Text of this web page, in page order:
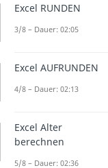
Excel RUNDEN
3/8 – Dauer: 02:05
Excel AUFRUNDEN
4/8 – Dauer: 02:13
Excel Alter
berechnen
5/8 – Dauer: 02:36